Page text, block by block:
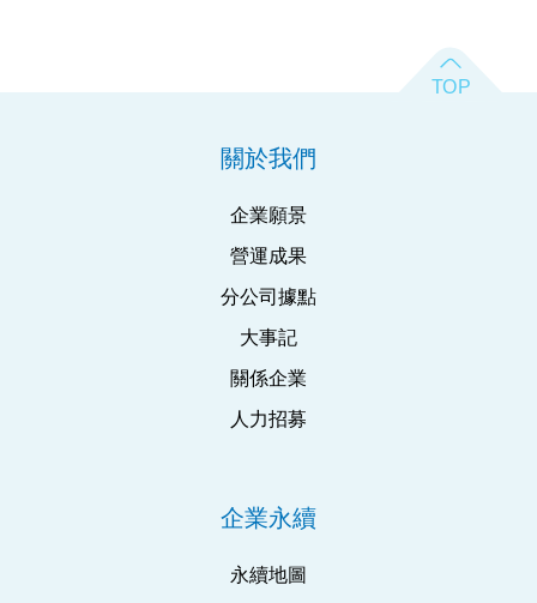
關於我們
企業願景
營運成果
分公司據點
大事記
關係企業
人力招募
企業永續
永續地圖